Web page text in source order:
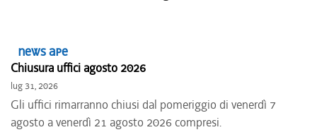
News APE
Chiusura uffici agosto 2026
lug 31, 2026
Gli uffici rimarranno chiusi dal pomeriggio di venerdì 7
agosto a venerdì 21 agosto 2026 compresi.